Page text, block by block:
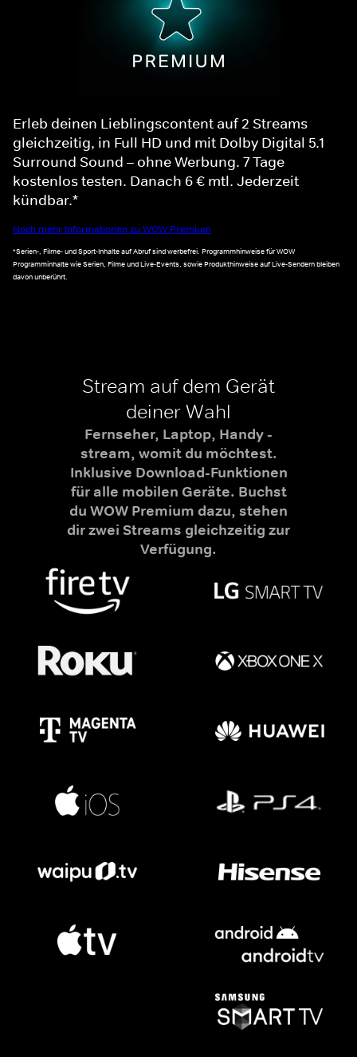
Erleb deinen Lieblingscontent auf 2 Streams
gleichzeitig, in Full HD und mit Dolby Digital 5.1
Surround Sound – ohne Werbung. 7 Tage
kostenlos testen. Danach 6 € mtl. Jederzeit
kündbar.*
Noch mehr Informationen zu WOW Premium
*Serien-, Filme- und Sport-Inhalte auf Abruf sind werbefrei. Programmhinweise für WOW
Programminhalte wie Serien, Filme und Live-Events, sowie Produkthinweise auf Live-Sendern bleiben
davon unberührt.
Stream auf dem Gerät
deiner Wahl
Fernseher, Laptop, Handy -
stream, womit du möchtest.
Inklusive Download-Funktionen
für alle mobilen Geräte. Buchst
du WOW Premium dazu, stehen
dir zwei Streams gleichzeitig zur
Verfügung.